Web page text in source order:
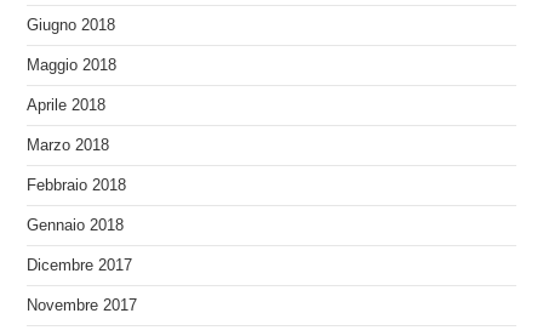
Giugno 2018
Maggio 2018
Aprile 2018
Marzo 2018
Febbraio 2018
Gennaio 2018
Dicembre 2017
Novembre 2017